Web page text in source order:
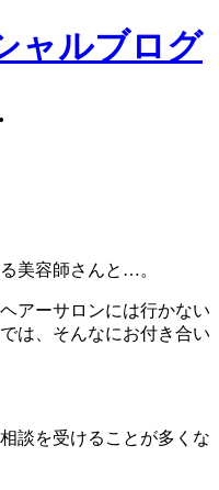
ャルブログ
美容師さんと…。
アーサロンには行かない
は、そんなにお付き合い
談を受けることが多くな